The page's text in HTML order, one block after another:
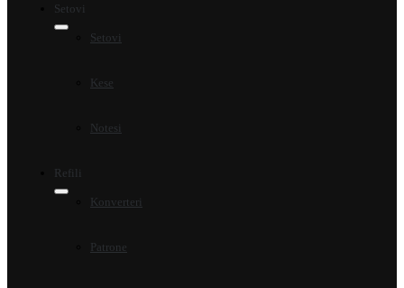
Setovi
Setovi
Kese
Notesi
Refili
Konverteri
Patrone